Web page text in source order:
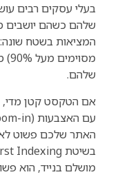
בעלי עסקים רבים
שלהם כשהם יושבים
שלהם.
אם הטקסט קטן מדי,
האתר שלכם פשוט לא
מושלם בנייד, הוא